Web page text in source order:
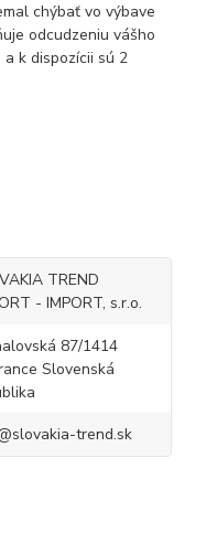
chýbať vo výbave
odcudzeniu vášho
a k dispozícii sú 2
TREND
- IMPORT, s.r.o.
87/1414
Slovenská
trend.sk